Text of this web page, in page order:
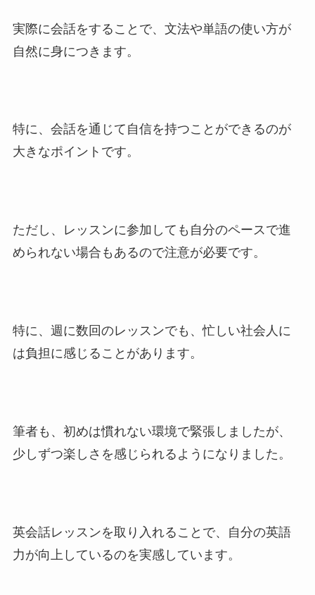
実際に会話をすることで、文法や単語の使い方が
自然に身につきます。
特に、会話を通じて自信を持つことができるのが
大きなポイントです。
ただし、レッスンに参加しても自分のペースで進
められない場合もあるので注意が必要です。
特に、週に数回のレッスンでも、忙しい社会人に
は負担に感じることがあります。
筆者も、初めは慣れない環境で緊張しましたが、
少しずつ楽しさを感じられるようになりました。
英会話レッスンを取り入れることで、自分の英語
力が向上しているのを実感しています。